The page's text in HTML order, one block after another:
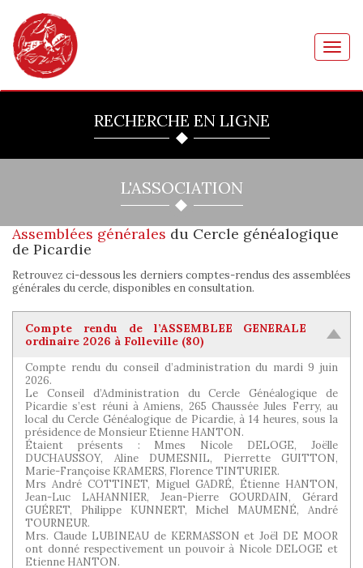
RECHERCHE EN LIGNE
L'ASSOCIATION
Assemblées générales du Cercle généalogique
de Picardie
Retrouvez ci-dessous les derniers comptes-rendus des assemblées
générales du cercle, disponibles en consultation.
Compte rendu de l’ASSEMBLEE GENERALE
ordinaire 2026 à Folleville (80)
Compte rendu du conseil d’administration du mardi 9 juin
2026.
Le Conseil d’Administration du Cercle Généalogique de
Picardie s’est réuni à Amiens, 265 Chaussée Jules Ferry, au
local du Cercle Généalogique de Picardie, à 14 heures, sous la
présidence de Monsieur Etienne HANTON.
Étaient présents : Mmes Nicole DELOGE, Joëlle
DUCHAUSSOY, Aline DUMESNIL, Pierrette GUITTON,
Marie-Françoise KRAMERS, Florence TINTURIER.
Mrs André COTTINET, Miguel GADRÉ, Étienne HANTON,
Jean-Luc LAHANNIER, Jean-Pierre GOURDAIN, Gérard
GUÉRET, Philippe KUNNERT, Michel MAUMENÉ, André
TOURNEUR.
Mrs. Claude LUBINEAU de KERMASSON et Joël DE MOOR
ont donné respectivement un pouvoir à Nicole DELOGE et
Etienne HANTON.